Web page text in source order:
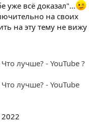
уже всё доказал"...
на своих
на эту тему не вижу